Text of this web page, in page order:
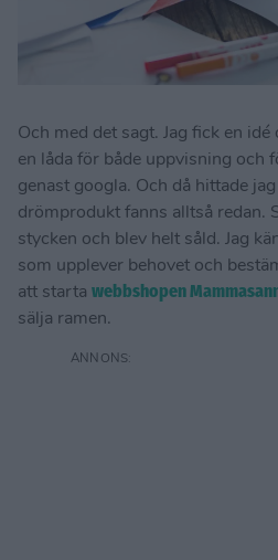
Och med det sagt. Jag fick en
en låda för både uppvisning och
genast googla. Och då hittade
drömprodukt fanns alltså redan.
stycken och blev helt såld. Jag
som upplever behovet och
att starta webbshopen
sälja ramen.